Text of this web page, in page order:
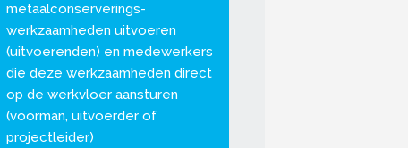
metaalconserverings-
werkzaamheden uitvoeren
(uitvoerenden) en medewerkers
die deze werkzaamheden direct
op de werkvloer aansturen
(voorman, uitvoerder of
projectleider)